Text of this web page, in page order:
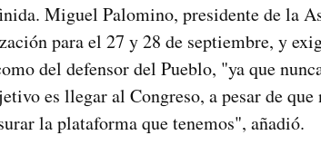
Miguel Palomino, presidente de la
para el 27 y 28 de septiembre, y
del defensor del Pueblo, "ya que
es llegar al Congreso, a pesar de que
la plataforma que tenemos", añadió.